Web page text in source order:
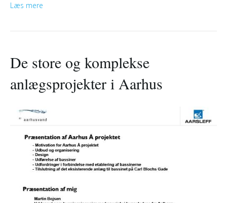
Læs mere
De store og komplekse
anlægsprojekter i Aarhus